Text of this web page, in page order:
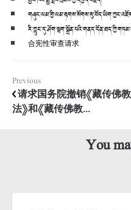
合宪性审查请求
Previous
请求国务院撤销《藏传佛
法》和《藏传佛教...
You